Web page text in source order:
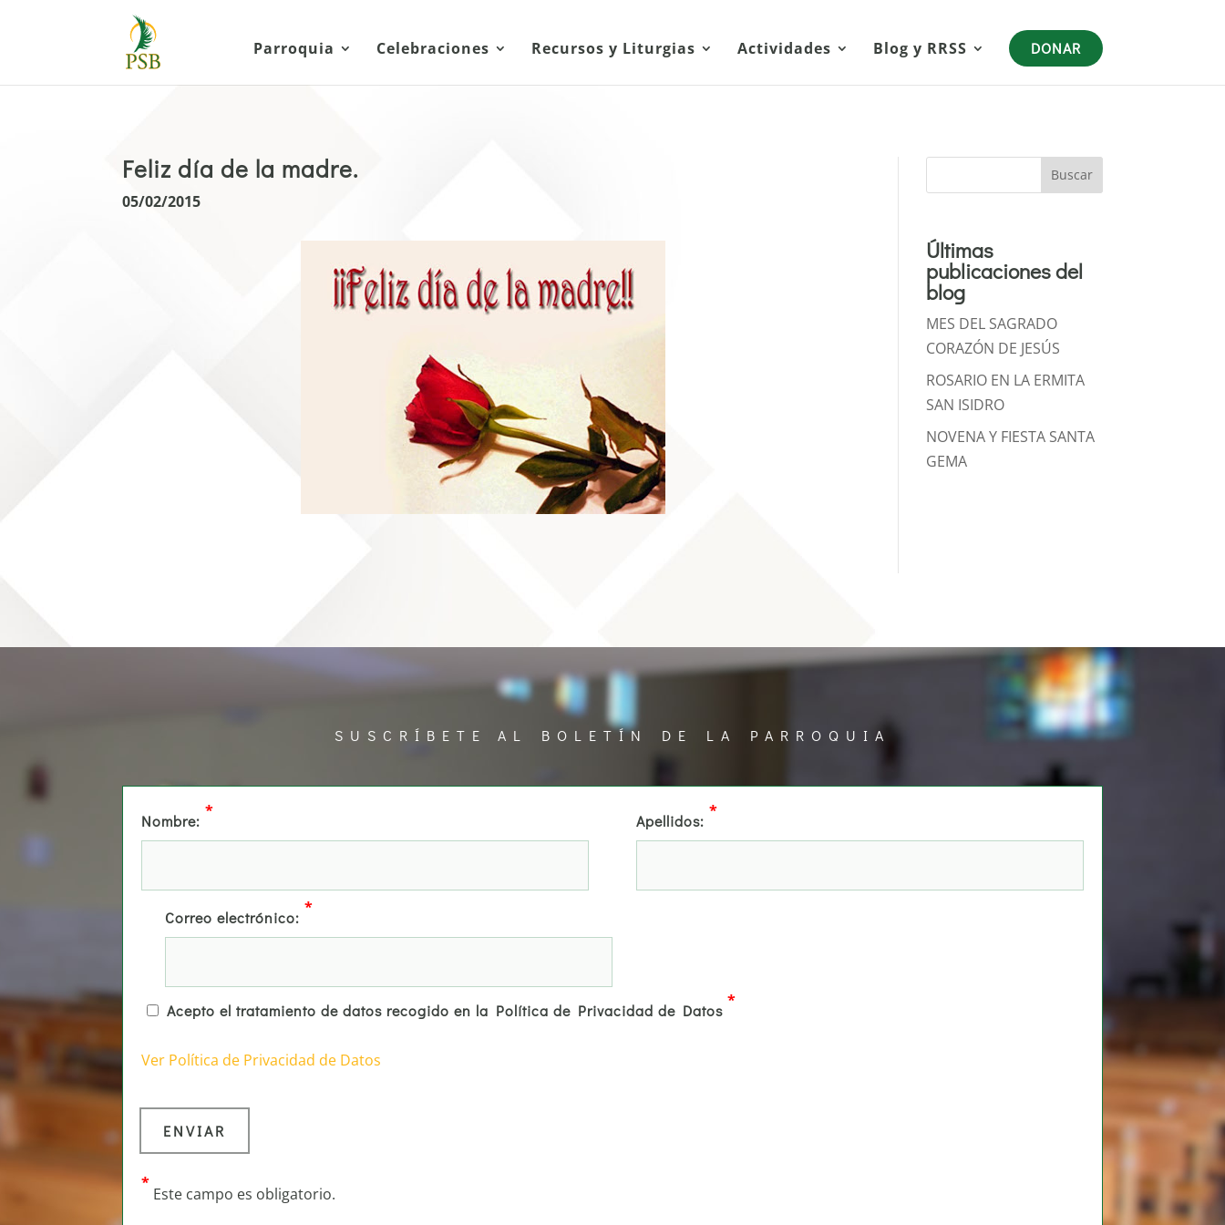
Parroquia Celebraciones Recursos y Liturgias Actividades Blog y RRSS DONAR
Feliz día de la madre.
05/02/2015
Buscar
Últimas
publicaciones del
blog
MES DEL SAGRADO
CORAZÓN DE JESÚS
ROSARIO EN LA ERMITA
SAN ISIDRO
NOVENA Y FIESTA SANTA
GEMA
SUSCRÍBETE AL BOLETÍN DE LA PARROQUIA
Nombre:
*
Apellidos:
*
Correo electrónico:
*
Acepto el tratamiento de datos recogido en la Política de Privacidad de Datos
*
Ver Política de Privacidad de Datos
*
Este campo es obligatorio.